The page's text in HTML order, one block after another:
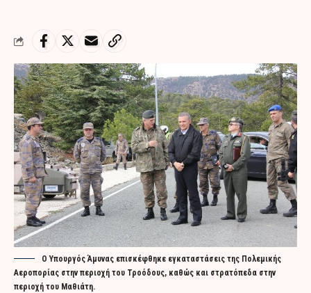
Ο Υπουργός Άμυνας επισκέφθηκε εγκαταστάσεις της Πολεμικής
Αεροπορίας στην περιοχή του Τροόδους, καθώς και στρατόπεδα στην
περιοχή του Μαθιάτη.